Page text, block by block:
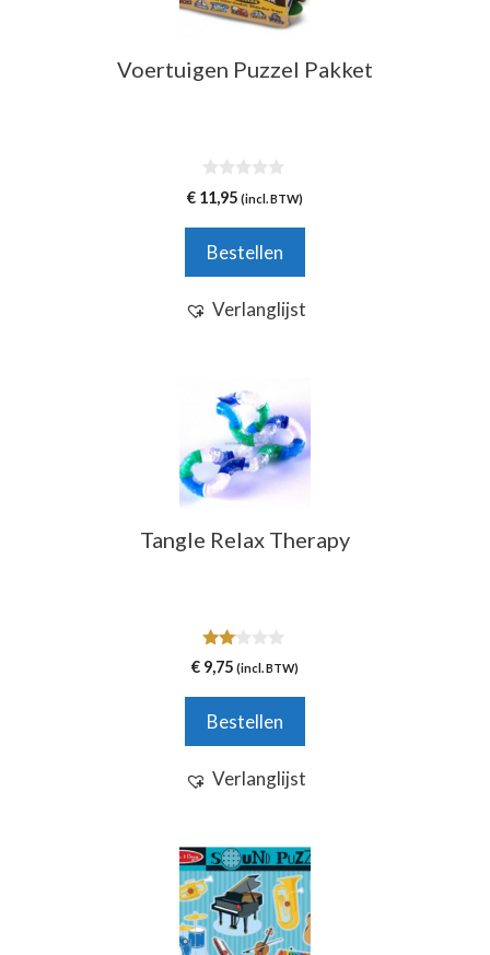
Voertuigen Puzzel Pakket
0
v
5
€ 11,95 (incl. BTW)
Bestellen
Verlanglijst
Tangle Relax Therapy
2.00
van
€ 9,75 (incl. BTW)
Bestellen
Verlanglijst